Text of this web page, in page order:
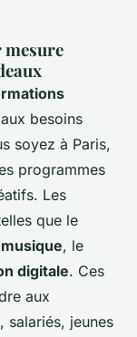
besoins
soyez à Paris,
programmes
Les
que le
, le
digitale. Ces
aux
salariés, jeunes